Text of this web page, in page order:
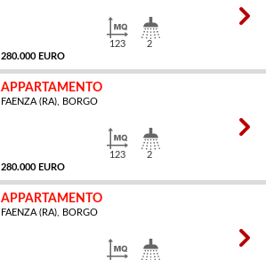
280.000 EURO
123 2
APPARTAMENTO
FAENZA (RA), BORGO
280.000 EURO
123 2
APPARTAMENTO
FAENZA (RA), BORGO